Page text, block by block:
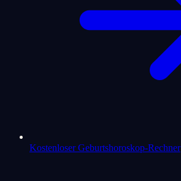
Kostenloser Geburtshoroskop-Rechner